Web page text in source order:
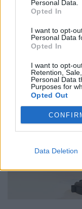
Personal Data.
Opted In
I want to opt-
Personal Data
Opted In
I want to opt-
Retention,
Personal Data
Purposes for
Opted Out
Data Deletion
01.10.25
Δημόσιοι υπάλληλοι,
υπάλληλοι,
σημερινή
μεταφορές και